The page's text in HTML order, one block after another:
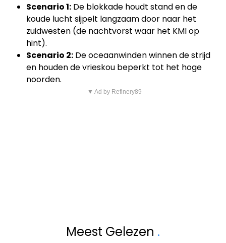
Scenario 1: De blokkade houdt stand en de
koude lucht sijpelt langzaam door naar het
zuidwesten (de nachtvorst waar het KMI op
hint).
Scenario 2: De oceaanwinden winnen de strijd
en houden de vrieskou beperkt tot het hoge
noorden.
▼ Ad by Refinery89
Meest Gelezen .